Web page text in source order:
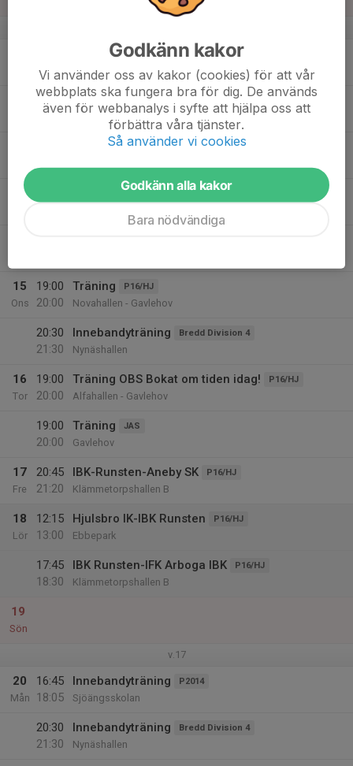
19:00
Träning P16/HJ
Alfahallen - Gavlehov
20:30
21:30
Innebandyträning Bredd Division 4
Nynäshallen
Innebandyträning P2014
JAS
15
Ons
19:00
20:00
Träning P16/HJ
Novahallen - Gavlehov
20:30
21:30
Innebandyträning Bredd Division 4
Nynäshallen
16
Tor
19:00
20:00
Träning OBS Bokat om tiden idag! P16/HJ
Alfahallen - Gavlehov
19:00
20:00
Träning JAS
Gavlehov
17
Fre
20:45
21:20
IBK-Runsten-Aneby SK P16/HJ
Klämmetorpshallen B
18
Lör
12:15
13:00
Hjulsbro IK-IBK Runsten P16/HJ
Ebbepark
17:45
18:30
IBK Runsten-IFK Arboga IBK P16/HJ
Klämmetorpshallen B
19
Sön
v.17
20
Mån
16:45
18:05
Innebandyträning P2014
Sjöängsskolan
20:30
21:30
Innebandyträning Bredd Division 4
Nynäshallen
Godkänn kakor
Vi använder oss av kakor (cookies) för att vår
webbplats ska fungera bra för dig. De används
även för webbanalys i syfte att hjälpa oss att
förbättra våra tjänster.
Så använder vi cookies
Godkänn alla kakor
Bara nödvändiga